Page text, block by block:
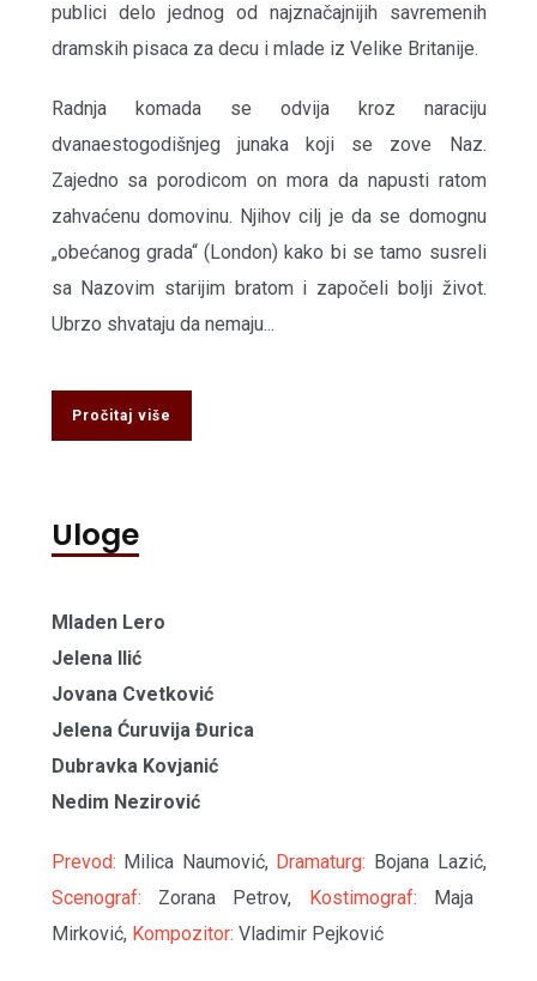
publici delo jednog od najznačajnijih savremenih
dramskih pisaca za decu i mlade iz Velike Britanije.
Radnja komada se odvija kroz naraciju
dvanaestogodišnjeg junaka koji se zove Naz.
Zajedno sa porodicom on mora da napusti ratom
zahvaćenu domovinu. Njihov cilj je da se domognu
„obećanog grada“ (London) kako bi se tamo susreli
sa Nazovim starijim bratom i započeli bolji život.
Ubrzo shvataju da nemaju...
Pročitaj više
Uloge
Mladen Lero
Jelena Ilić
Jovana Cvetković
Jelena Ćuruvija Đurica
Dubravka Kovjanić
Nedim Nezirović
Prevod: Milica Naumović, Dramaturg: Bojana Lazić,
Scenograf: Zorana Petrov, Kostimograf:
Maja
Mirković, Kompozitor: Vladimir Pejković